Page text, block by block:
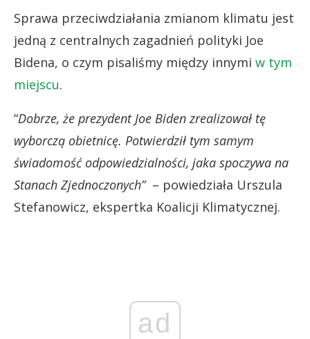
Sprawa przeciwdziałania zmianom klimatu jest
jedną z centralnych zagadnień polityki Joe
Bidena, o czym pisaliśmy między innymi w tym
miejscu.
“Dobrze, że prezydent Joe Biden zrealizował tę
wyborczą obietnicę. Potwierdził tym samym
świadomość odpowiedzialności, jaka spoczywa na
Stanach Zjednoczonych”– powiedziała Urszula
Stefanowicz, ekspertka Koalicji Klimatycznej.
ad